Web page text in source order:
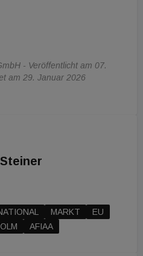
- Veröffentlicht am 07.
am 29. Januar 2026
MARKT
EU
AFIAA